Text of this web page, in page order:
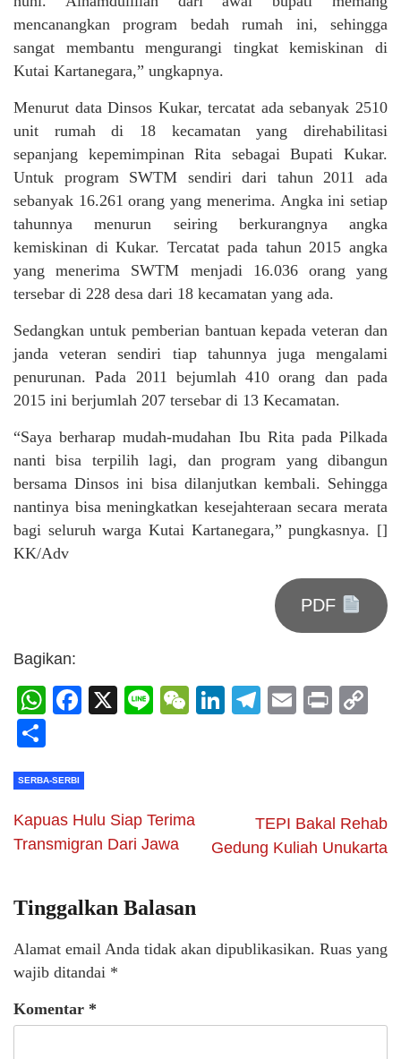
mencanangkan program bedah rumah ini, sehingga
sangat membantu mengurangi tingkat kemiskinan di
Kutai Kartanegara,” ungkapnya.
Menurut data Dinsos Kukar, tercatat ada sebanyak 2510
unit rumah di 18 kecamatan yang direhabilitasi
sepanjang kepemimpinan Rita sebagai Bupati Kukar.
Untuk program SWTM sendiri dari tahun 2011 ada
sebanyak 16.261 orang yang menerima. Angka ini setiap
tahunnya menurun seiring berkurangnya angka
kemiskinan di Kukar. Tercatat pada tahun 2015 angka
yang menerima SWTM menjadi 16.036 orang yang
tersebar di 228 desa dari 18 kecamatan yang ada.
Sedangkan untuk pemberian bantuan kepada veteran dan
janda veteran sendiri tiap tahunnya juga mengalami
penurunan. Pada 2011 bejumlah 410 orang dan pada
2015 ini berjumlah 207 tersebar di 13 Kecamatan.
“Saya berharap mudah-mudahan Ibu Rita pada Pilkada
nanti bisa terpilih lagi, dan program yang dibangun
bersama Dinsos ini bisa dilanjutkan kembali. Sehingga
nantinya bisa meningkatkan kesejahteraan secara merata
bagi seluruh warga Kutai Kartanegara,” pungkasnya. []
KK/Adv
PDF
Bagikan:
WhatsApp
Facebook
X LineWeChat
LinkedIn
Telegram
Email
Print
SERBA-SERBI
Kapuas Hulu Siap Terima
Transmigran Dari Jawa
TEPI Bakal Rehab
Gedung Kuliah Unukarta
Tinggalkan Balasan
Alamat email Anda tidak akan dipublikasikan. Ruas yang
wajib ditandai *
Komentar *